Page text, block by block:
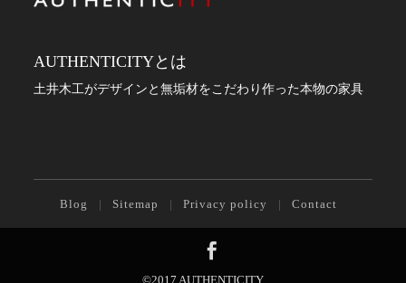
AUTHENTICITYとは
土井木工がデザインと無垢材をこだわり作った本物の家具
Blog Sitemap Privacy policy Contact
©2017 AUTHENTICITY.